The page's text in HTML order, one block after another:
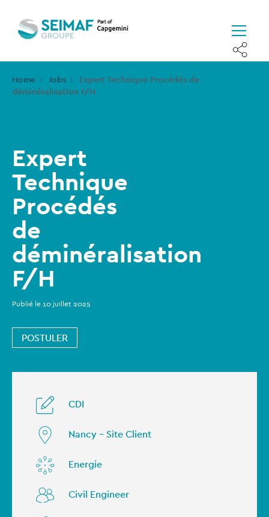
Home Jobs
Expert Technique Procédés de
déminéralisation F/H
Expert
Technique
Procédés
de
déminéralisation
F/H
Publié le 10 juillet 2025
POSTULER
CDI
Nancy - Site Client
Energie
Civil Engineer